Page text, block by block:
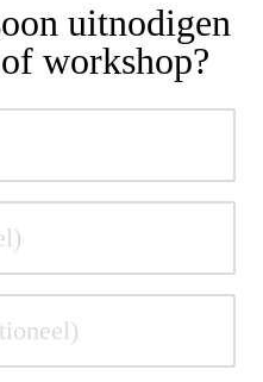
uitnodigen
workshop?